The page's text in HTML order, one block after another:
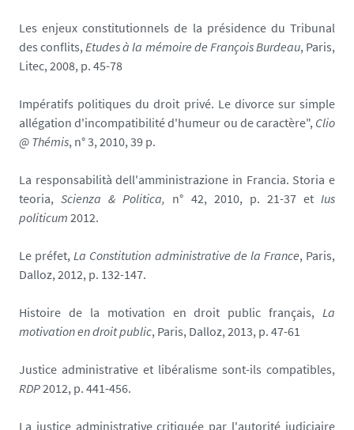
Les enjeux constitutionnels de la présidence du Tribunal
des conflits,Etudes à la mémoire de François Burdeau, Paris,
Litec, 2008, p. 45-78
Impératifs politiques du droit privé. Le divorce sur simple
allégation d'incompatibilité d'humeur ou de caractère", Clio
@ Thémis, n° 3, 2010, 39 p.
La responsabilità dell'amministrazione in Francia. Storia e
teoria,Scienza & Politica, n° 42, 2010, p. 21-37 etIus
politicum 2012.
Le préfet,La Constitution administrative de la France, Paris,
Dalloz, 2012, p. 132-147.
Histoire de la motivation en droit public français, La
motivation en droit public, Paris, Dalloz, 2013, p. 47-61
Justice administrative et libéralisme sont-ils compatibles,
RDP2012, p. 441-456.
La justice administrative critiquée par l'autorité judiciaire